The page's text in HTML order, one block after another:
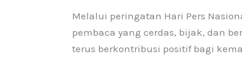
Melalui peringatan Hari Pers
pembaca yang cerdas, bijak, dan
terus berkontribusi positif bagi